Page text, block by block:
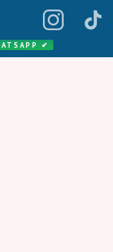
✔